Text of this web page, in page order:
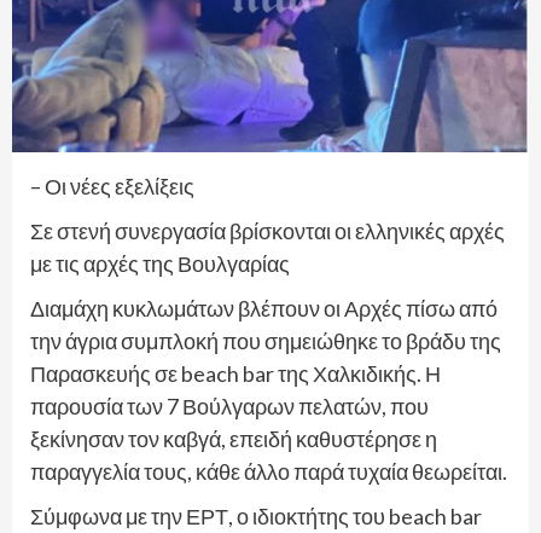
– Οι νέες εξελίξεις
Σε στενή συνεργασία βρίσκονται οι ελληνικές αρχές
με τις αρχές της Βουλγαρίας
Διαμάχη κυκλωμάτων βλέπουν οι Αρχές πίσω από
την άγρια συμπλοκή που σημειώθηκε το βράδυ της
Παρασκευής σε beach bar της Χαλκιδικής. Η
παρουσία των 7 Βούλγαρων πελατών, που
ξεκίνησαν τον καβγά, επειδή καθυστέρησε η
παραγγελία τους, κάθε άλλο παρά τυχαία θεωρείται.
Σύμφωνα με την ΕΡΤ, ο ιδιοκτήτης του beach bar